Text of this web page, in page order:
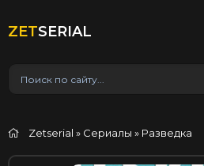
ZETSERIAL
Zetserial » Сериалы » Разведка